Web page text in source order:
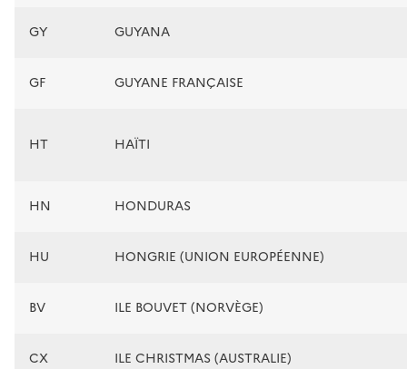
GY GUYANA
GF GUYANE FRANÇAISE
HT HAÏTI
HN HONDURAS
HU HONGRIE (UNION EUROPÉENNE)
BV ILE BOUVET (NORVÈGE)
CX ILE CHRISTMAS (AUSTRALIE)